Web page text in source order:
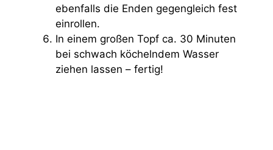
ebenfalls die Enden gegengleich fest
einrollen.
In einem großen Topf ca. 30 Minuten
bei schwach köchelndem Wasser
ziehen lassen – fertig!